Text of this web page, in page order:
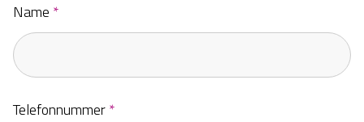
Name *
Telefonnummer*